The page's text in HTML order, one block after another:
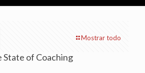
Mostrar todo
State of Coaching